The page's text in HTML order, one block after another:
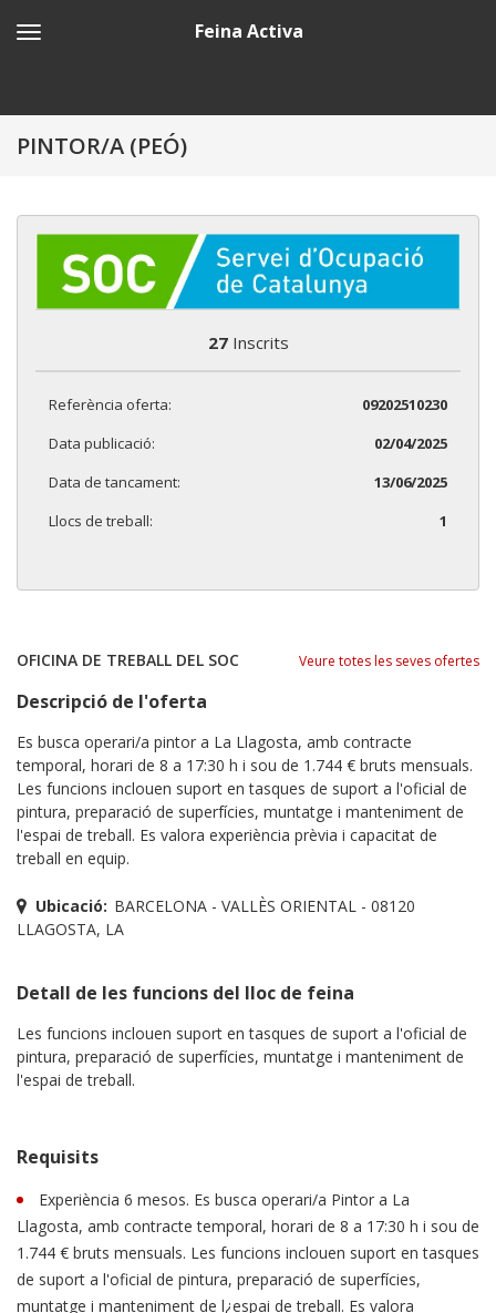
Feina Activa
PINTOR/A (PEÓ)
27Inscrits
Referència oferta:
09202510230
Data publicació:
02/04/2025
Data de tancament:
13/06/2025
Llocs de treball:
1
OFICINA DE TREBALL DEL SOC Veure totes les seves ofertes
Descripció de l'oferta
Es busca operari/a pintor a La Llagosta, amb contracte
temporal, horari de 8 a 17:30 h i sou de 1.744 € bruts mensuals.
Les funcions inclouen suport en tasques de suport a l'oficial de
pintura, preparació de superfícies, muntatge i manteniment de
l'espai de treball. Es valora experiència prèvia i capacitat de
treball en equip.
Ubicació: BARCELONA - VALLÈS ORIENTAL - 08120
LLAGOSTA, LA
Detall de les funcions del lloc de feina
Les funcions inclouen suport en tasques de suport a l'oficial de
pintura, preparació de superfícies, muntatge i manteniment de
l'espai de treball.
Requisits
Experiència 6 mesos. Es busca operari/a Pintor a La
Llagosta, amb contracte temporal, horari de 8 a 17:30 h i sou de
1.744 € bruts mensuals. Les funcions inclouen suport en tasques
de suport a l'oficial de pintura, preparació de superfícies,
muntatge i manteniment de l¿espai de treball. Es valora